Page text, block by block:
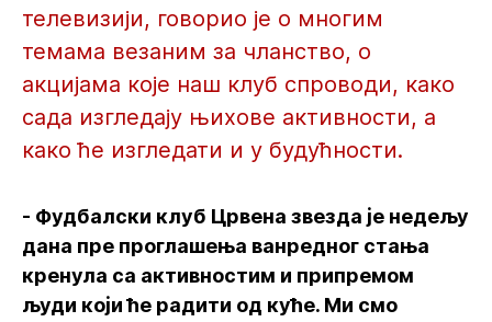
телевизији, говорио је о многим
темама везаним за чланство, о
акцијама које наш клуб спроводи, како
сада изгледају њихове активности, а
како ће изгледати и у будућности.
- Фудбалски клуб Црвена звезда је недељу
дана пре проглашења ванредног стања
кренула са активностим и припремом
људи који ће радити од куће. Ми смо